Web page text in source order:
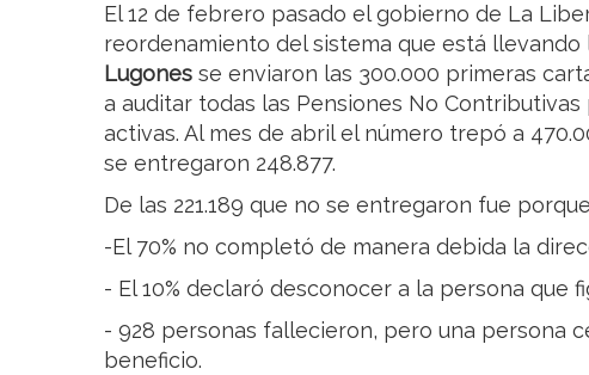
El 12 de febrero pasado el gobierno de La
reordenamiento del sistema que está llevando
Lugones se enviaron las 300.000 primeras
a auditar todas las Pensiones No
activas. Al mes de abril el número trepó a
se entregaron 248.877.
De las 221.189 que no se entregaron fue
-El 70% no completó de manera debida la
- El 10% declaró desconocer a la persona que
- 928 personas fallecieron, pero una persona
beneficio.